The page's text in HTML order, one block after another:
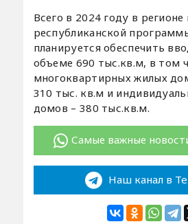
Всего в 2024 году в
республиканской
планируется обеспечить
объеме 690 тыс.кв.м, в том
многоквартирных жилых
310 тыс. кв.м и
домов – 380 тыс.кв.м.
Самые важные
Наш канал в